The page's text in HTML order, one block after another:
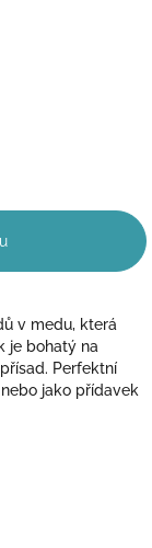
v medu, která
je bohatý na
Perfektní
jako přídavek